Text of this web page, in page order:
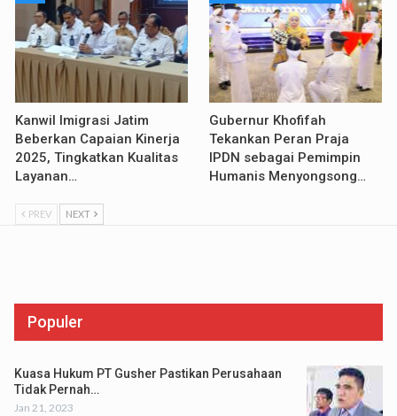
Kanwil Imigrasi Jatim
Beberkan Capaian Kinerja
2025, Tingkatkan Kualitas
Layanan…
Gubernur Khofifah
Tekankan Peran Praja
IPDN sebagai Pemimpin
Humanis Menyongsong…
PREV NEXT
Populer
Kuasa Hukum PT Gusher Pastikan Perusahaan
Tidak Pernah…
Jan 21, 2023